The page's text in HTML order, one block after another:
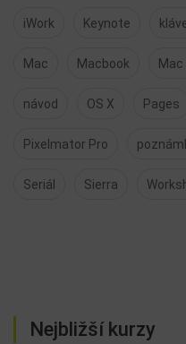
iWork Keynote
Mac Macbook Mac
návod OS X Pages
Pixelmator Pro
Seriál Sierra
Nejbližší kurzy